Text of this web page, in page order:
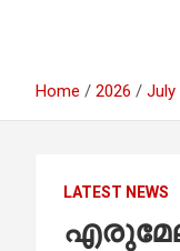
Home 2026 July
LATEST NEWS